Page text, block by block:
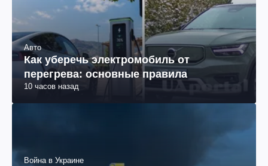
Авто
Как уберечь электромобиль от
перегрева: основные правила
10 часов назад
Война в Украине